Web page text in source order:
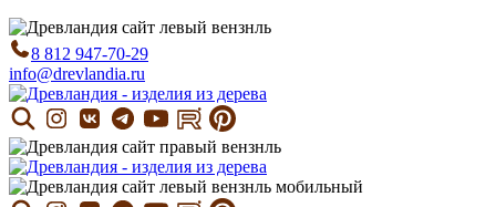
8 812 947-70-29
info@drevlandia.ru